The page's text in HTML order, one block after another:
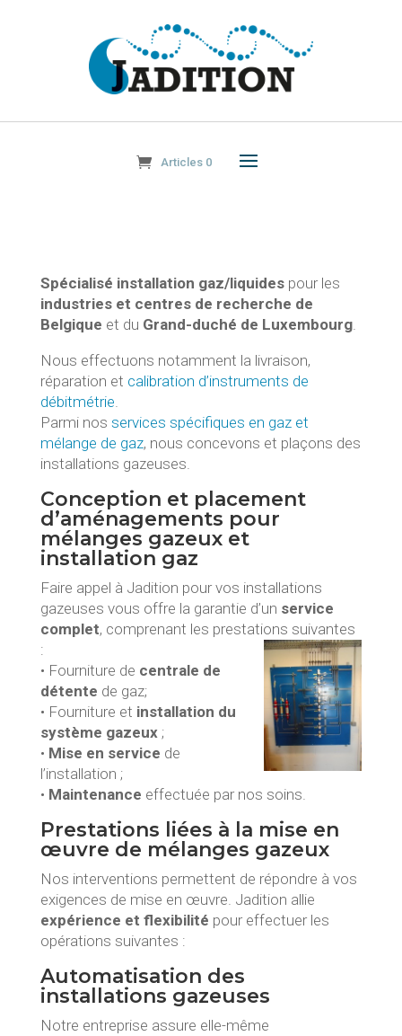
Articles 0
Spécialisé installation gaz/liquidespour les
industries et centres de recherche de
Belgique et du Grand-duché de Luxembourg.
Nous effectuons notamment la livraison,
réparation et calibration d’instruments de
débitmétrie.
Parmi nos services spécifiques en gaz et
mélange de gaz, nous concevons et plaçons des
installations gazeuses.
Conception et placement
d’aménagements pour
mélanges gazeux et
installation gaz
Faire appel à Jadition pour vos installations
gazeuses vous offre la garantie d’un service
complet, comprenant les prestations suivantes
:
• Fourniture de centrale de
détente de gaz;
• Fourniture et installation du
système gazeux;
• Mise en service de
l’installation ;
• Maintenance effectuée par nos soins.
Prestations liées à la mise en
œuvre de mélanges gazeux
Nos interventions permettent de répondre à vos
exigences de mise en œuvre. Jadition allie
expérience et flexibilité pour effectuer les
opérations suivantes :
Automatisation des
installations gazeuses
Notre entreprise assure elle-même